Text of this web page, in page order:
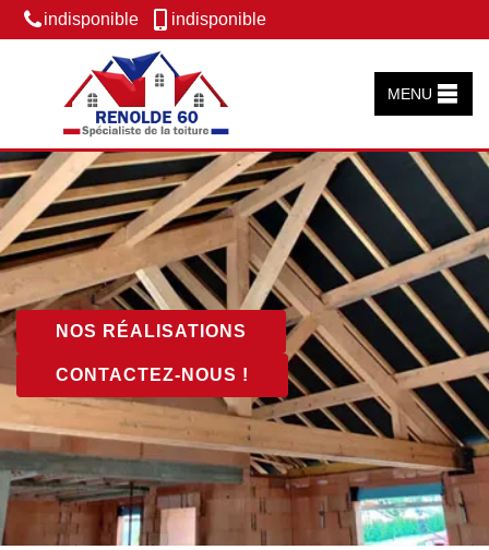
indisponible indisponible
MENU
NOS RÉALISATIONS
CONTACTEZ-NOUS !